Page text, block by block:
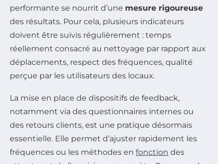
performante se nourrit d’une mesure rigoureuse
des résultats. Pour cela, plusieurs indicateurs
doivent être suivis régulièrement : temps
réellement consacré au nettoyage par rapport aux
déplacements, respect des fréquences, qualité
perçue par les utilisateurs des locaux.
La mise en place de dispositifs de feedback,
notamment via des questionnaires internes ou
des retours clients, est une pratique désormais
essentielle. Elle permet d’ajuster rapidement les
fréquences ou les méthodes en fonction des